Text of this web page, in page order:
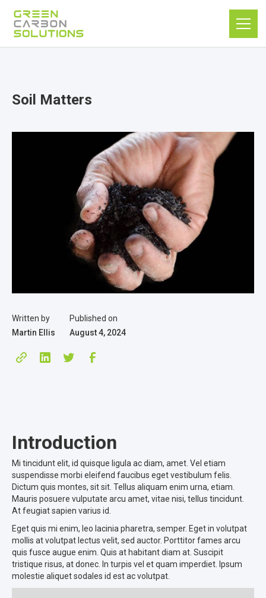
Soil Matters
Written by
Martin Ellis
Published on
August 4, 2024
Introduction
Mi tincidunt elit, id quisque ligula ac diam, amet. Vel etiam
suspendisse morbi eleifend faucibus eget vestibulum felis.
Dictum quis montes, sit sit. Tellus aliquam enim urna, etiam.
Mauris posuere vulputate arcu amet, vitae nisi, tellus tincidunt.
At feugiat sapien varius id.
Eget quis mi enim, leo lacinia pharetra, semper. Eget in volutpat
mollis at volutpat lectus velit, sed auctor. Porttitor fames arcu
quis fusce augue enim. Quis at habitant diam at. Suscipit
tristique risus, at donec. In turpis vel et quam imperdiet. Ipsum
molestie aliquet sodales id est ac volutpat.